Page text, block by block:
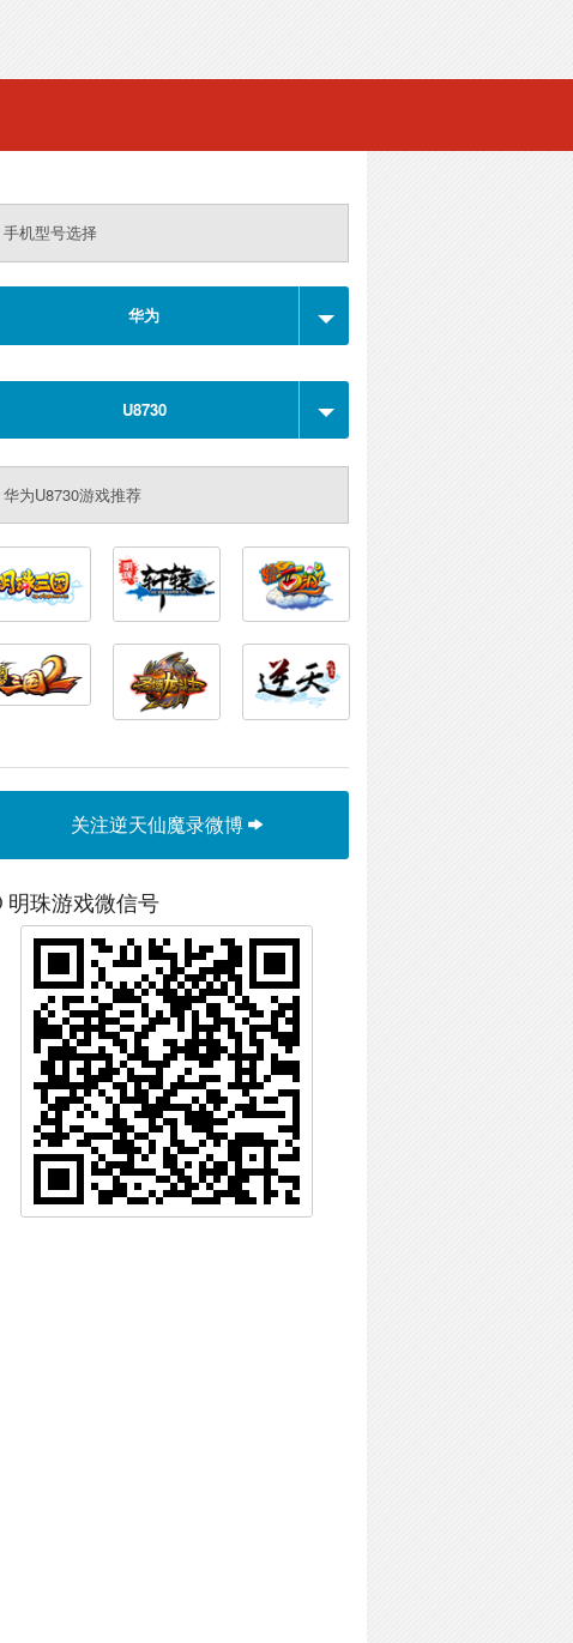
手机型号选择
华为
U8730
华为U8730游戏推荐
关注逆天仙魔录微博
明珠游戏微信号